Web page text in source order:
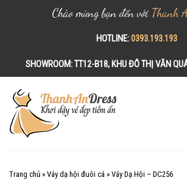
Chào mừng bạn đến với Thanh
HOTLINE:0393.193.193
SHOWROOM:TT12-B18, KHU ĐÔ THỊ VĂN
Trang chủ » Váy dạ hội đuôi cá » Váy Dạ Hội – DC256